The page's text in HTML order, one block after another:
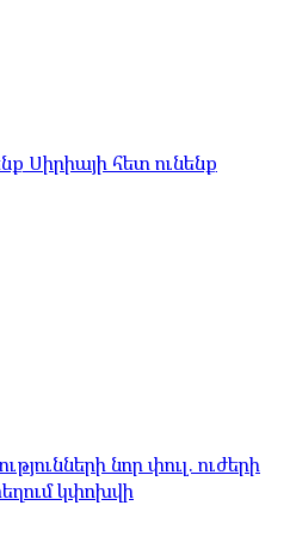
Սիրիայի հետ ունենք
նոր փուլ. ուժերի
կփոխվի